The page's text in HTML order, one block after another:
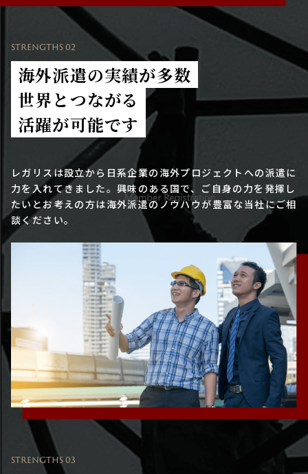
STRENGTHS 02
海外派遣の実績が多数
世界とつながる
活躍が可能です
レガリスは設立から日系企業の海外プロジェクトへの派遣に
力を入れてきました。興味のある国で、ご自身の力を発揮し
たいとお考えの方は海外派遣のノウハウが豊富な当社にご相
談ください。
STRENGTHS 03